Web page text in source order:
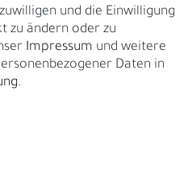
unser Service-Team.
und die Einwilligung
zu ändern oder zu
Impressum und weitere
Daten in
.